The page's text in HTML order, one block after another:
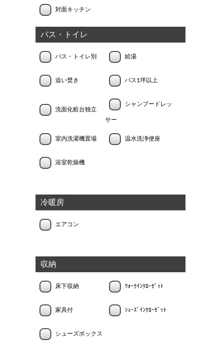
対面キッチン
バス・トイレ
バス・トイレ別 給湯
追い焚き バス1坪以上
洗面化粧台独立
シャンプードレッ
サー
室内洗濯機置場 温水洗浄便座
浴室乾燥機
冷暖房
エアコン
収納
床下収納 ｳｫｰｸｲﾝｸﾛｰｾﾞｯﾄ
家具付 ｼｭｰｽﾞｲﾝｸﾛｰｾﾞｯﾄ
シューズボックス